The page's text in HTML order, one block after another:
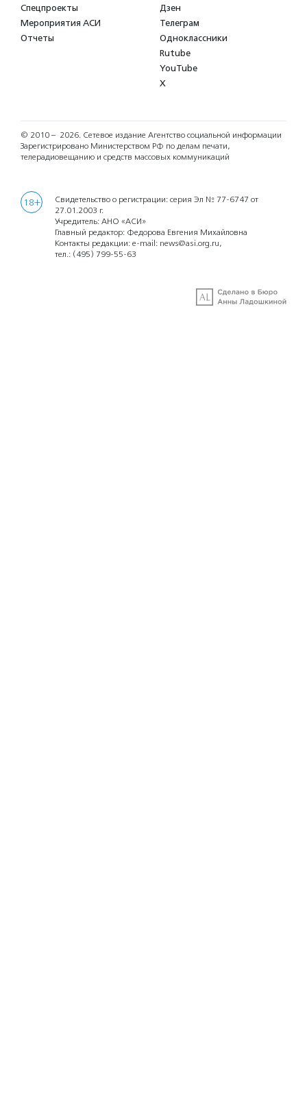
Спецпроекты
Мероприятия АСИ
Отчеты
Дзен
Телеграм
Одноклассники
Rutube
YouTube
X
© 2010 – 2026. Сетевое издание Агентство социальной информации
Зарегистрировано Министерством РФ по делам печати,
телерадиовещанию и средств массовых коммуникаций
18+
Свидетельство о регистрации: серия Эл № 77-6747 от
27.01.2003 г.
Учредитель: АНО «АСИ»
Главный редактор: Федорова Евгения Михайловна
Контакты редакции: e-mail: news@asi.org.ru,
тел.: (495) 799-55-63